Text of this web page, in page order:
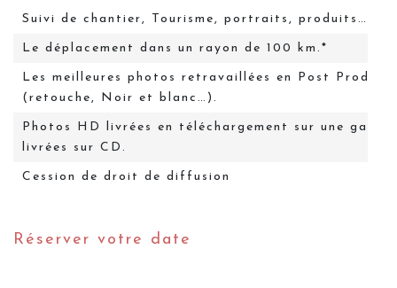
Suivi de chantier, Tourisme, portraits, produits…
Le déplacement dans un rayon de 100 km.*
Les meilleures photos retravaillées en Post
(retouche, Noir et blanc…).
Photos HD livrées en téléchargement sur une
livrées sur CD.
Cession de droit de diffusion
Réserver votre date